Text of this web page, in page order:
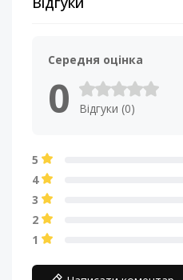
(Qts)
Резонансная частота
(Fs)
катушки, Ом
Тип звуковой катушки
Тип корзины
Середня оцінка
0 Відгуки (0)
5
4
3
2
1